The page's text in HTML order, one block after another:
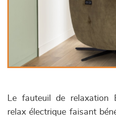
Le fauteuil de relaxation
relax électrique faisant